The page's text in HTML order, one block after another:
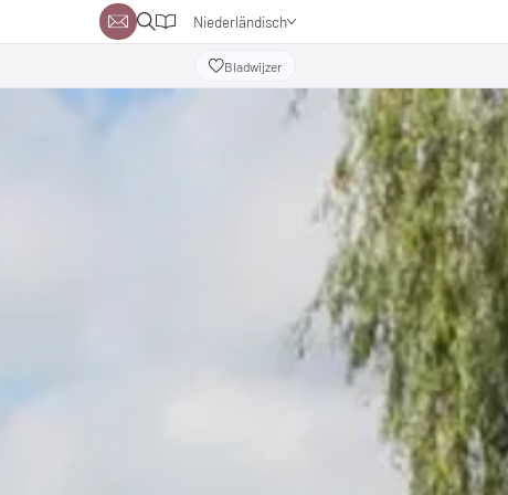
Niederländisch
Deutsch
EnglischBladwijzer